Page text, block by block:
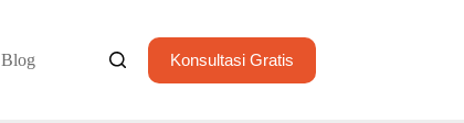
Blog Konsultasi Gratis